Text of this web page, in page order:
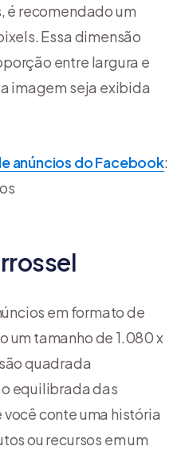
é recomendado um
Essa dimensão
entre largura e
imagem seja exibida
anúncios do Facebook:
em formato de
um tamanho de 1.080 x
quadrada
equilibrada das
conte uma história
ou recursos em um